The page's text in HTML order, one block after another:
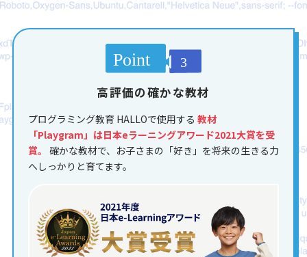
高評価の確かな教材
プログラミング教育 HALLOで使用する 教材
「Playgram」は日本eラーニングアワード2021大賞を受
賞。 確かな教材で、お子さまの「好き」を将来の生きる力
へしっかりと育てます。